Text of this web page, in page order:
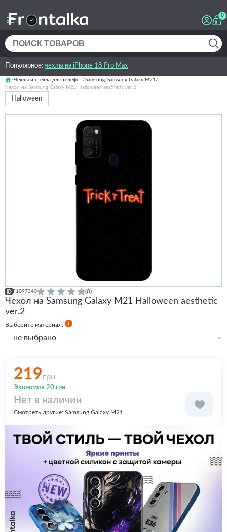
0
Популярное: чехлы на iPhone 18 Pro Max
Чехлы и стекла для телефо... Samsung Samsung Galaxy M21
Чехол на Samsung Galaxy M21 Halloween aesthetic ver.2
Halloween
F1097340 (0)
Чехол на Samsung Galaxy M21 Halloween aesthetic
ver.2
Выберите материал:
не выбрано
Силиконовый с бортами
219грн
Экономия 20 грн
Нет в наличии
Смотреть другие: Samsung Galaxy M21